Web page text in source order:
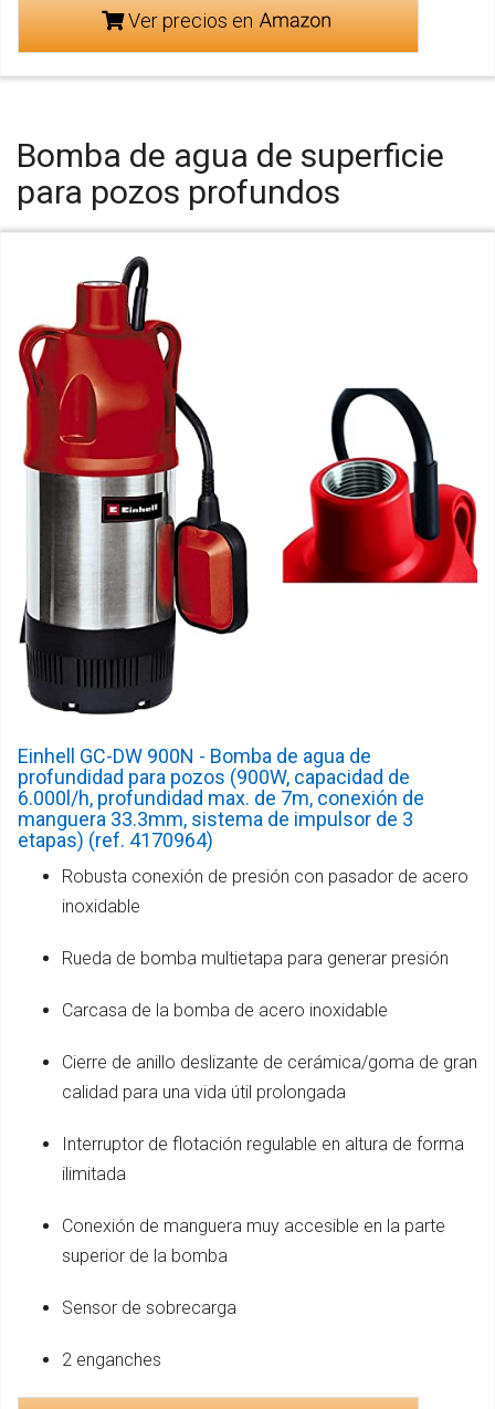
Ver precios en
Bomba de agua de superficie
para pozos profundos
Einhell GC-DW 900N - Bomba de agua de
profundidad para pozos (900W, capacidad de
6.000l/h, profundidad max. de 7m, conexión de
manguera 33.3mm, sistema de impulsor de 3
etapas) (ref. 4170964)
Robusta conexión de presión con pasador de acero
inoxidable
Rueda de bomba multietapa para generar presión
Carcasa de la bomba de acero inoxidable
Cierre de anillo deslizante de cerámica/goma de gran
calidad para una vida útil prolongada
Interruptor de flotación regulable en altura de forma
ilimitada
Conexión de manguera muy accesible en la parte
superior de la bomba
Sensor de sobrecarga
2 enganches